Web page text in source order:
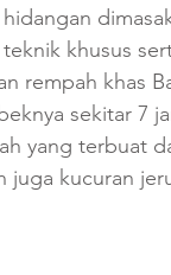
khusus
rempah khas
sekitar 7
yang terbuat
juga kucuran